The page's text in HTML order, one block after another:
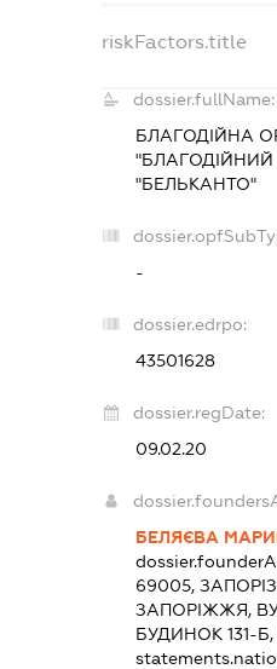
riskFactors.title
dossier.fullName:
БЛАГОДІЙНА
"БЕЛЬКАНТО"
-
dossier.edrpo:
43501628
dossier.regDate:
09.02.20
БЕЛЯЄВА
69005,
ЗАПОРІЖЖЯ,
БУДИНОК 131-